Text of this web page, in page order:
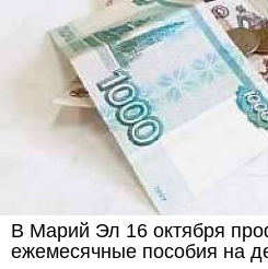
В Марий Эл 16 октября
ежемесячные пособия на